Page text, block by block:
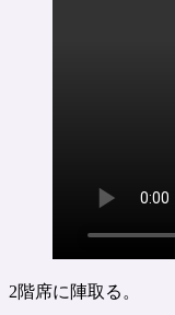
2階席に陣取る。